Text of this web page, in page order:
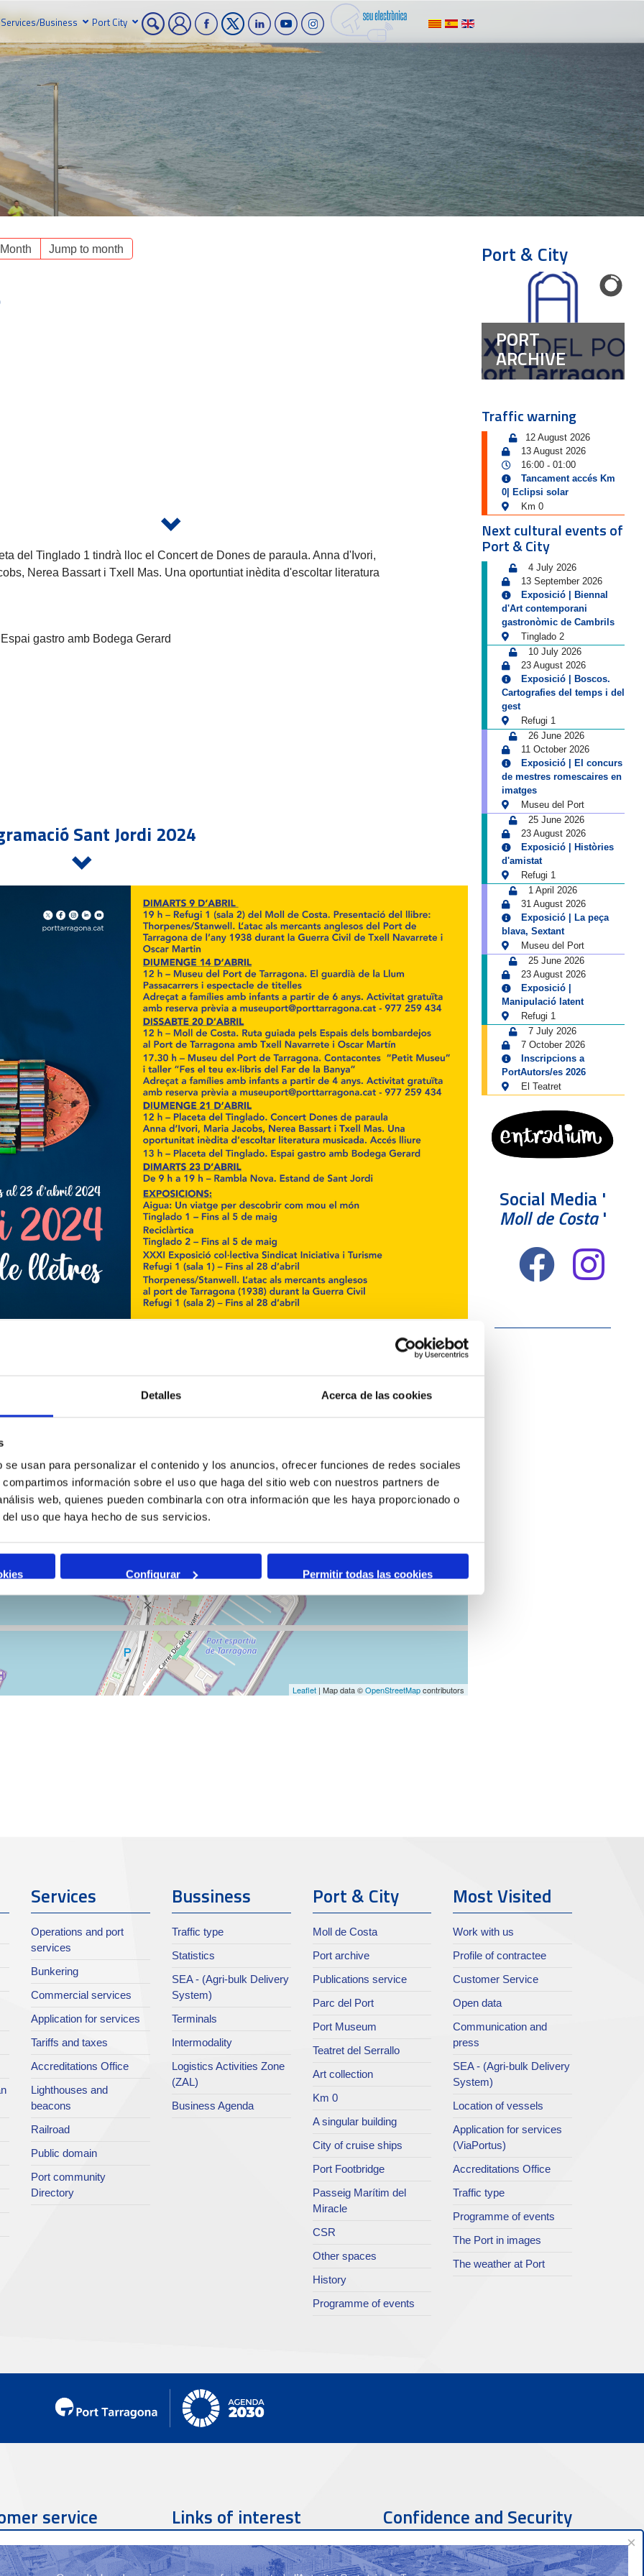
Detalles Acerca de las cookies
usan para personalizar el contenido y los anuncios, ofrecer funciones de redes sociales
información sobre el uso que haga del sitio web con nuestros partners de
web, quienes pueden combinarla con otra información que les haya proporcionado o
uso que haya hecho de sus servicios.
Configurar Permitir todas las cookies
Services/Business Port City
Jump to month
del Tinglado 1 tindrà lloc el Concert de Dones de paraula. Anna d'Ivori,
Nerea Bassart i Txell Mas. Una oportuntiat inèdita d'escoltar literatura
gastro amb Bodega Gerard
Sant Jordi 2024
Leaflet| Map data ©OpenStreetMapcontributors
Port & City
PORT
ARCHIVE
Traffic warning
12 August 2026
13 August 2026
16:00- 01:00
Tancament accés Km
0| Eclipsi solar
Km 0
Next cultural events of
Port & City
4 July 2026
13 September 2026
Exposició | Biennal
d'Art contemporani
gastronòmic de Cambrils
Tinglado 2
10 July 2026
23 August 2026
Exposició | Boscos.
Cartografies del temps i del
gest
Refugi 1
26 June 2026
11 October 2026
Exposició | El concurs
de mestres romescaires en
imatges
Museu del Port
25 June 2026
23 August 2026
Exposició | Històries
d'amistat
Refugi 1
1 April 2026
31 August 2026
Exposició | La peça
blava, Sextant
Museu del Port
25 June 2026
23 August 2026
Exposició |
Manipulació latent
Refugi 1
7 July 2026
7 October 2026
Inscripcions a
PortAutors/es 2026
El Teatret
Social Media '
Moll de Costa'
Services
Operations and port
services
Bunkering
Commercial services
Application for services
Tariffs and taxes
Accreditations Office
Lighthouses and
beacons
Railroad
Public domain
Port community
Directory
Bussiness
Traffic type
Statistics
SEA - (Agri-bulk Delivery
System)
Terminals
Intermodality
Logistics Activities Zone
(ZAL)
Business Agenda
Port & City
Moll de Costa
Port archive
Publications service
Parc del Port
Port Museum
Teatret del Serrallo
Art collection
Km 0
A singular building
City of cruise ships
Port Footbridge
Passeig Marítim del
Miracle
CSR
Other spaces
History
Programme of events
Most Visited
Work with us
Profile of contractee
Customer Service
Open data
Communication and
press
SEA - (Agri-bulk Delivery
System)
Location of vessels
Application for services
(ViaPortus)
Accreditations Office
Traffic type
Programme of events
The Port in images
The weather at Port
service
phone
Links of interest Confidence and Security
×